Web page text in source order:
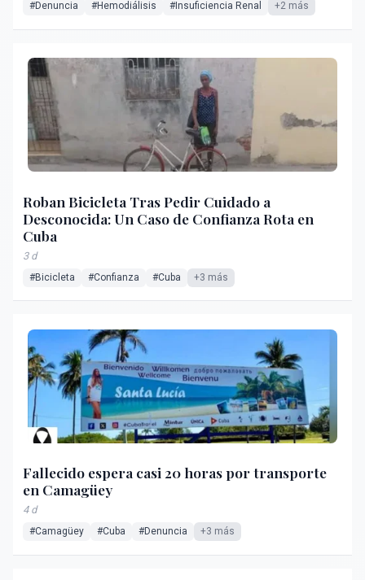
#Denuncia #Hemodiálisis #Insuficiencia Renal +2 más
Roban Bicicleta Tras Pedir Cuidado a
Desconocida: Un Caso de Confianza Rota en
Cuba
3 d
#Bicicleta #Confianza #Cuba +3 más
Fallecido espera casi 20 horas por transporte
en Camagüey
4 d
#Camagüey #Cuba #Denuncia +3 más